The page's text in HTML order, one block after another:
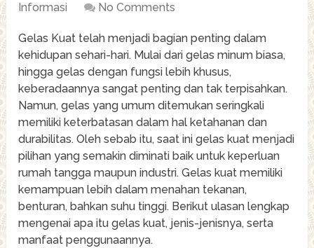
Informasi
No Comments
Gelas Kuat telah menjadi bagian penting dalam
kehidupan sehari-hari. Mulai dari gelas minum biasa,
hingga gelas dengan fungsi lebih khusus,
keberadaannya sangat penting dan tak terpisahkan.
Namun, gelas yang umum ditemukan seringkali
memiliki keterbatasan dalam hal ketahanan dan
durabilitas. Oleh sebab itu, saat ini gelas kuat menjadi
pilihan yang semakin diminati baik untuk keperluan
rumah tangga maupun industri. Gelas kuat memiliki
kemampuan lebih dalam menahan tekanan,
benturan, bahkan suhu tinggi. Berikut ulasan lengkap
mengenai apa itu gelas kuat, jenis-jenisnya, serta
manfaat penggunaannya.